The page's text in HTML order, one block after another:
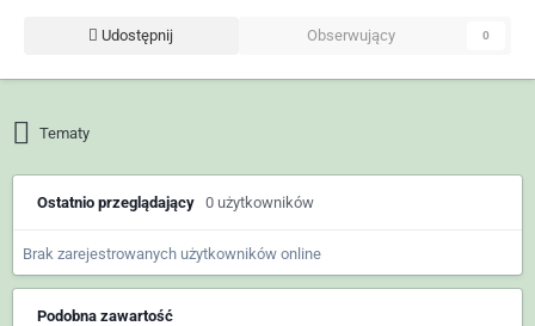
Udostępnij Obserwujący 0
Tematy
Ostatnio przeglądający 0 użytkowników
Brak zarejestrowanych użytkowników online
Podobna zawartość